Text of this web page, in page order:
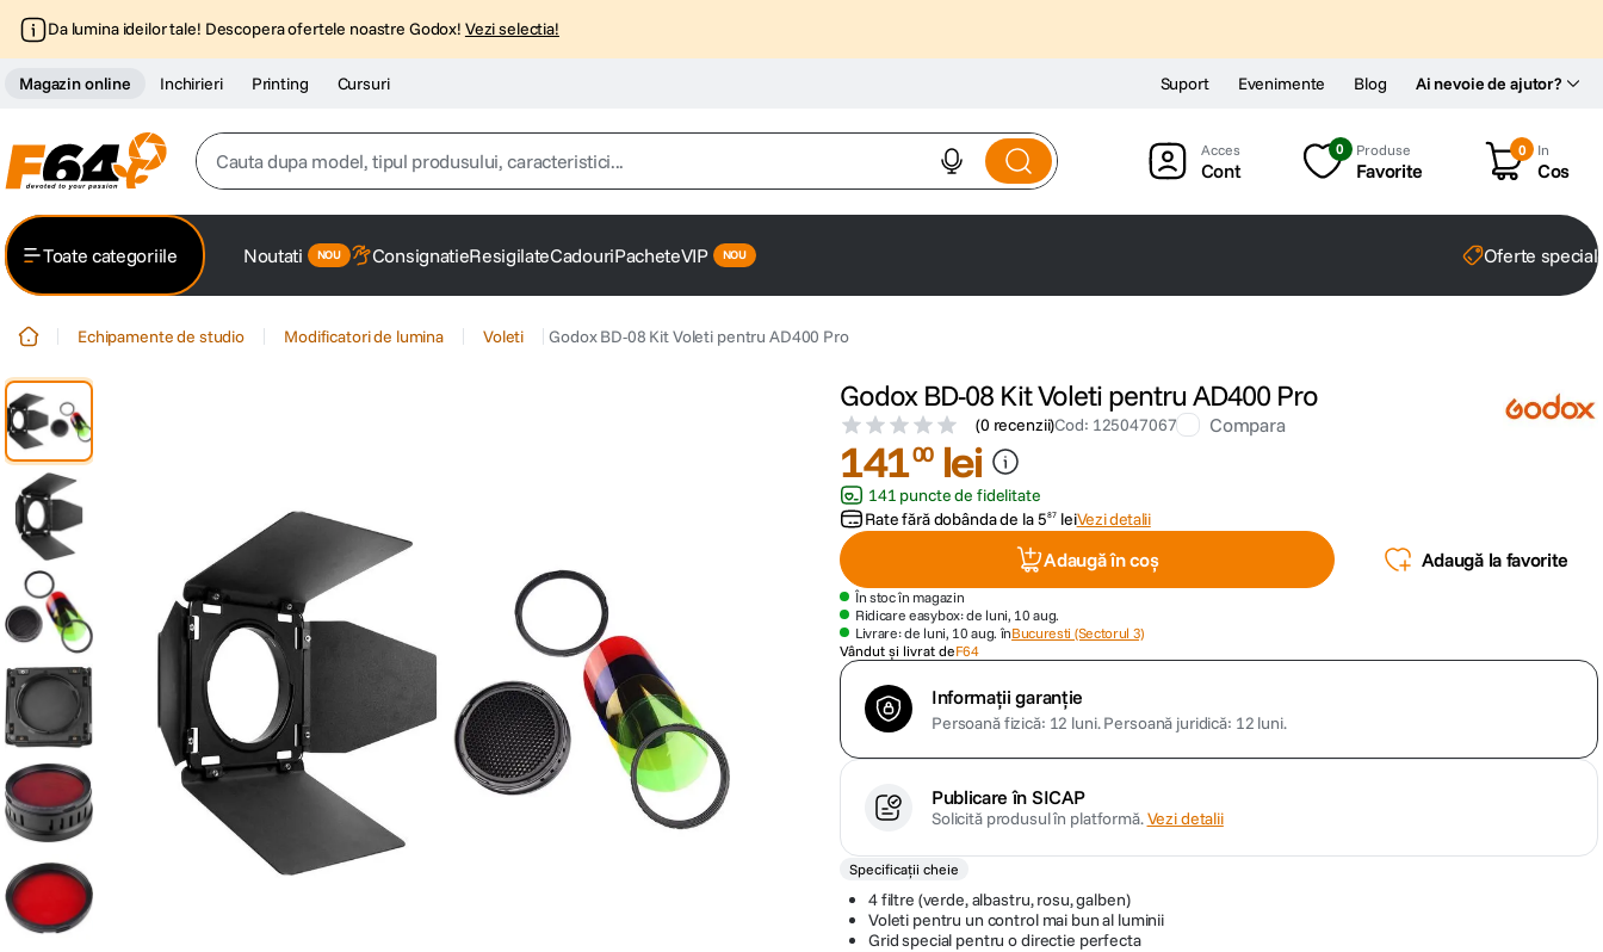
Da lumina ideilor tale! Descopera ofertele noastre Godox! Vezi selectia!
Magazin online Inchirieri Printing Cursuri Ai nevoie de ajutor?
Suport Evenimente Blog
Cauta dupa model, tipul produsului, caracteristici...
trepied
lavaliera
canon sx740 hs
7. card memorie
sony fx
9. dji mic mini
dji osmo pocket 4
Cont
0 Produse
Favorite
0 In
Cos
Toate categoriile Noutati ConsignatieResigilateCadouriPacheteVIP Oferte
Echipamente de studio Modificatori de lumina Voleti Godox BD-08 Kit Voleti pentru AD400 Pro
Godox BD-08 Kit Voleti pentru AD400 Pro
(0 recenzii)Cod: 125047067 Compara
14100 lei
141 puncte de fidelitate
Rate fără dobânda de la587 leiVezi detalii
Adaugă în coș Adaugă la favorite
În stoc în magazin
Ridicare easybox: de luni, 10 aug.
Livrare: de luni, 10 aug. înBucuresti (Sectorul 3)
Vândut și livrat deF64
Informații garanție
Persoană fizică: 12 luni.Persoană juridică: 12 luni.
Publicare în SICAP
Solicită produsul în platformă.Vezi detalii
Specificații cheie
4 filtre (verde, albastru, rosu, galben)
Voleti pentru un control mai bun al luminii
Grid special pentru o directie perfecta